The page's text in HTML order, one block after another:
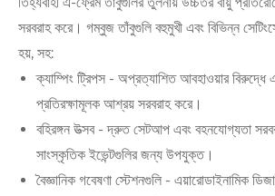
সরবরাহ করে। গম্বুজ তাঁবুগুলি বহুমুখী এবং বিভিন্ন
হয়, সহ:
ক্যাম্পিং ট্রিপস - অপ্রত্যাশিত আবহাওয়ার বিরুদ্ধে
প্রতিরক্ষামূলক আশ্রয় সরবরাহ করে।
বহিরঙ্গন উত্সব - দ্রুত সেটআপ এবং বহনযোগ্যতা
সাংস্কৃতিক ইভেন্টগুলির জন্য উপযুক্ত।
বৈজ্ঞানিক গবেষণা স্টেশনগুলি - এয়ারোডাইনামিক